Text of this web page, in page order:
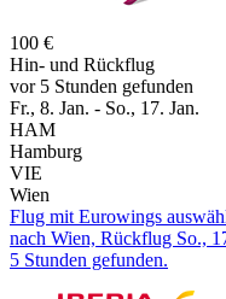
100 €
Hin- und Rückflug
vor 5 Stunden gefunden
Fr., 8. Jan. - So., 17. Jan.
HAM
Hamburg
VIE
Wien
Flug mit Eurowings
nach Wien, Rückflug So.,
5 Stunden gefunden.